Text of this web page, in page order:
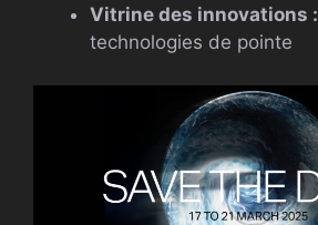
Vitrine des innovations :
technologies de pointe